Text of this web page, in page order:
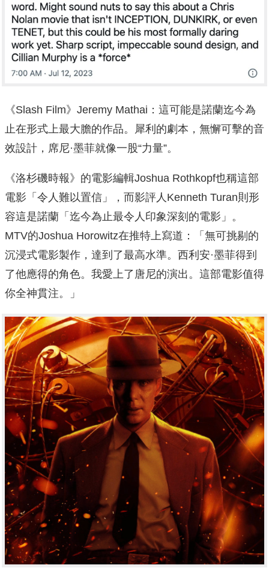
《Slash Film》Jeremy Mathai：這可能是諾蘭迄今為
止在形式上最大膽的作品。犀利的劇本，無懈可擊的音
效設計，席尼·墨菲就像一股“力量”。
《洛杉磯時報》的電影編輯Joshua Rothkopf也稱這部
電影「令人難以置信」，而影評人Kenneth Turan則形
容這是諾蘭「迄今為止最令人印象深刻的電影」。
MTV的Joshua Horowitz在推特上寫道：「無可挑剔的
沉浸式電影製作，達到了最高水準。西利安·墨菲得到
了他應得的角色。我愛上了唐尼的演出。這部電影值得
你全神貫注。」